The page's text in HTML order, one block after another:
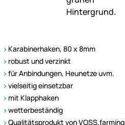
Karabinerhaken, 80 x 8mm
robust und verzinkt
für Anbindungen, Heunetze uvm.
vielseitig einsetzbar
mit Klapphaken
wetterbeständig
Qualitätsprodukt von VOSS.farming